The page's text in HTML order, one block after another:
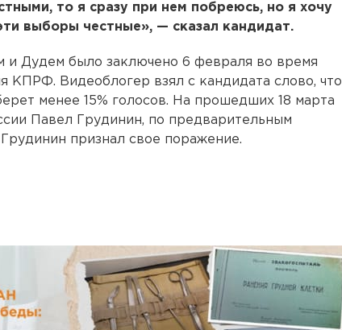
то я сразу при нем побреюсь, но я хочу
выборы честные», — сказал кандидат.
и Дудем было заключено 6 февраля во время
КПРФ. Видеоблогер взял с кандидата слово, что
менее 15% голосов. На прошедших 18 марта
Павел Грудинин, по предварительным
Грудинин признал свое поражение.